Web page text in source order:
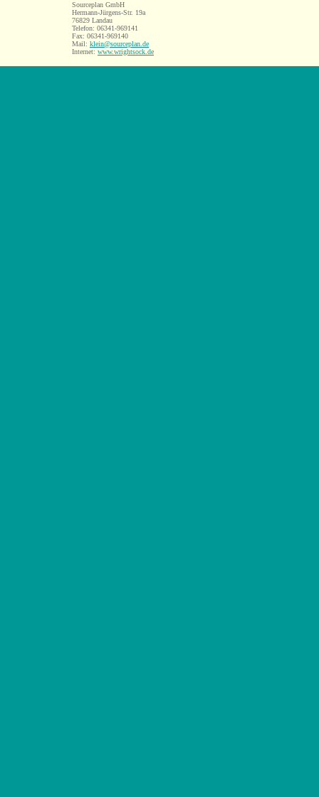
Sourceplan GmbH
Hermann-Jürgens-Str. 19a
76829 Landau
Telefon: 06341-969141
Fax: 06341-969140
Mail: klein@sourceplan.de
Internet: www.wrightsock.de